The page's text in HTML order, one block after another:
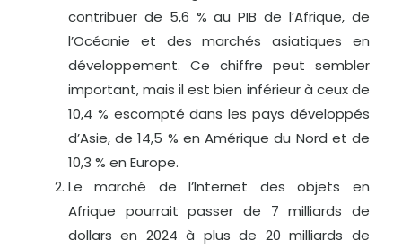
contribuer de 5,6 % au PIB de l’Afrique, de
l’Océanie et des marchés asiatiques en
développement. Ce chiffre peut sembler
important, mais il est bien inférieur à ceux de
10,4 % escompté dans les pays développés
d’Asie, de 14,5 % en Amérique du Nord et de
10,3 % en Europe.
Le marché de l’Internet des objets en
Afrique pourrait passer de 7 milliards de
dollars en 2024 à plus de 20 milliards de